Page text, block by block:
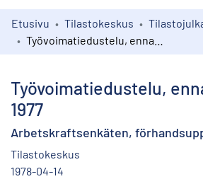
Kokoelmat
Etusivu Tilastokeskus
Työvoimatiedustelu,
1977
Arbetskraftsenkäten,
Tilastokeskus
1978-04-14